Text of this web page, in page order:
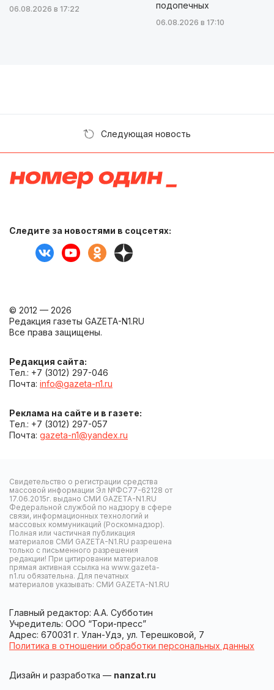
06.08.2026 в 17:22
подопечных
06.08.2026 в 17:10
Следующая новость
Следите за новостями в соцсетях:
© 2012 — 2026
Редакция газеты GAZETA-N1.RU
Все права защищены.
Редакция сайта:
Тел.: +7 (3012) 297-046
Почта: info@gazeta-n1.ru
Реклама на сайте и в газете:
Тел.: +7 (3012) 297-057
Почта: gazeta-n1@yandex.ru
Свидетельство о регистрации средства
массовой информации Эл №ФС77-62128 от
17.06.2015г. выдано СМИ GAZETA-N1.RU
Федеральной службой по надзору в сфере
связи, информационных технологий и
массовых коммуникаций (Роскомнадзор).
Полная или частичная публикация
материалов СМИ GAZETA-N1.RU разрешена
только с письменного разрешения
редакции! При цитировании материалов
прямая активная ссылка на www.gazeta-
n1.ru обязательна. Для печатных
материалов указывать: СМИ GAZETA-N1.RU
Главный редактор: А.А. Субботин
Учредитель: ООО “Тори-пресс”
Адрес: 670031 г. Улан-Удэ, ул. Терешковой, 7
Политика в отношении обработки персональных данных
Дизайн и разработка — nanzat.ru